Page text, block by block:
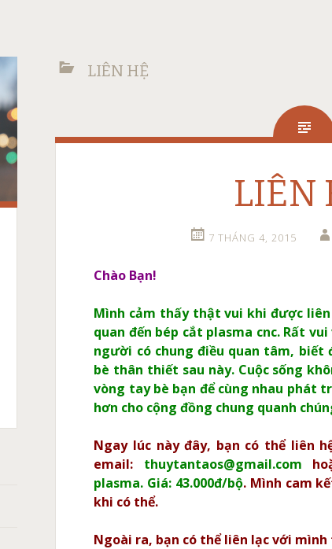
LIÊN HỆ
LIÊN
7 THÁNG 4, 2015
Chào Bạn!
Mình cảm thấy thật vui khi được liên
quan đến bép cắt plasma cnc. Rất
người có chung điều quan tâm, biết
bè thân thiết sau này. Cuộc sống
vòng tay bè bạn để cùng nhau phát
hơn cho cộng đồng chung quanh
Ngay lúc này đây, bạn có thể liên
email: thuytantaos@gmail.com
plasma. Giá: 43.000đ/bộ. Mình cam
khi có thể.
Ngoài ra, bạn có thể liên lạc với